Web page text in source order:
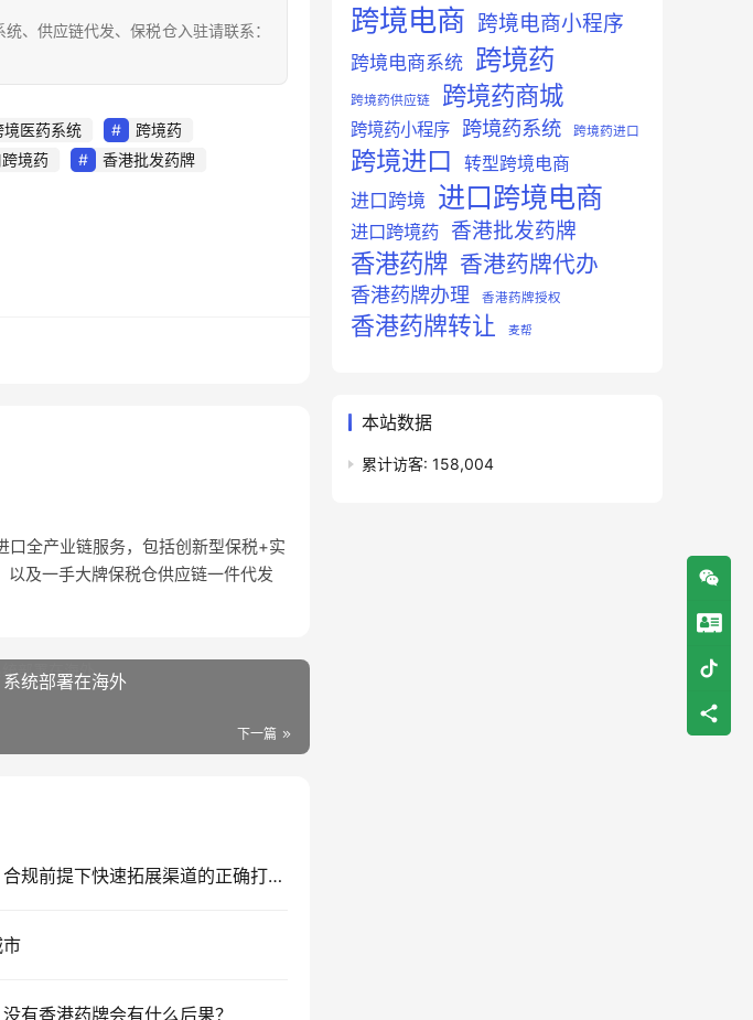
、供应链代发、保税仓入驻请联系：
境医药系统
跨境药
境药
香港批发药牌
全产业链服务，包括创新型保税+实
及一手大牌保税仓供应链一件代发
统部署在海外
下一篇
跨境药分销系统：合规前提下快速拓展渠道的正确打开方式
有香港药牌会有什么后果？
跨境电商 跨境电商小程序
跨境电商系统 跨境药
跨境药供应链 跨境药商城
跨境药小程序 跨境药系统 跨境药进口
跨境进口 转型跨境电商
进口跨境 进口跨境电商
进口跨境药 香港批发药牌
香港药牌 香港药牌代办
香港药牌办理 香港药牌授权
香港药牌转让 麦帮
本站数据
累计访客: 158,004
wechat